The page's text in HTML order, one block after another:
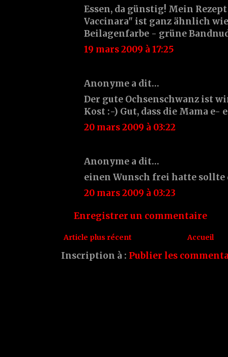
Essen, da günstig! Mein
Vaccinara" ist ganz ähnlich
Beilagenfarbe - grüne
19 mars 2009 à 17:25
Anonyme a dit…
Der gute Ochsenschwanz ist
Kost :-) Gut, dass die Mama e-
20 mars 2009 à 03:22
Anonyme a dit…
einen Wunsch frei hatte sollte
20 mars 2009 à 03:23
Enregistrer un commentaire
Article plus récent Accueil
Inscription à : Publier les